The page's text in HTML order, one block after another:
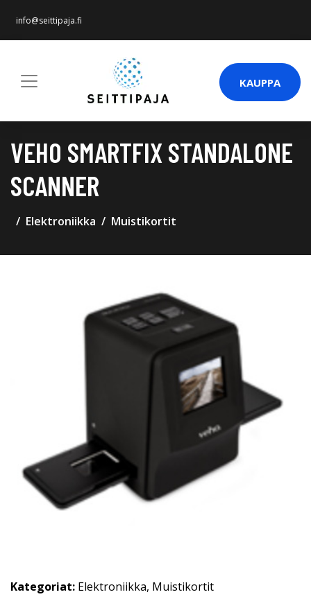
info@seittipaja.fi
KAUPPA
VEHO SMARTFIX STANDALONE
SCANNER
Elektroniikka Muistikortit
Kategoriat: Elektroniikka, Muistikortit